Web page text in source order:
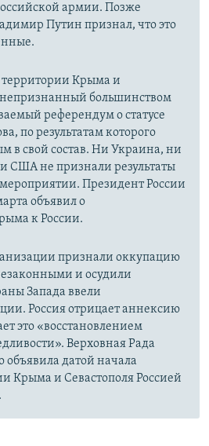
армии. Позже
Путин признал, что это
территории Крыма и
большинством
референдум о статусе
по результатам которого
в свой состав. Ни Украина, ни
США не признали результаты
Президент России
объявил о
к России.
признали оккупацию
и осудили
Запада ввели
Россия отрицает аннексию
это «восстановлением
Верховная Рада
датой начала
Крыма и Севастополя Россией